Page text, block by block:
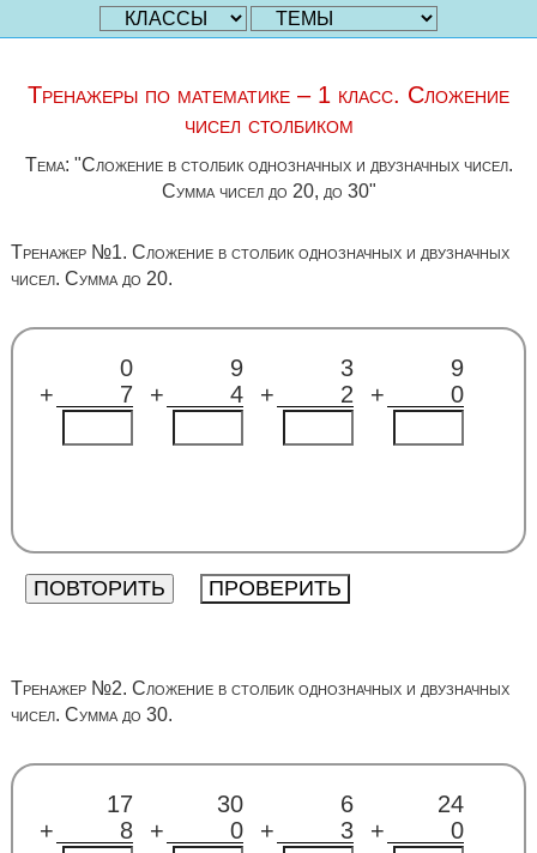
Тренажеры по математике – 1 класс. Сложение
чисел столбиком
Тема: "Сложение в столбик однозначных и двузначных чисел.
Сумма чисел до 20, до 30"
Тренажер №1. Сложение в столбик однозначных и двузначных
чисел. Сумма до 20.
0 9 3
9
+
7 + 4 + 2 + 0
Тренажер №2. Сложение в столбик однозначных и двузначных
чисел. Сумма до 30.
17 30 6
24
+
8 + 0 + 3 + 0